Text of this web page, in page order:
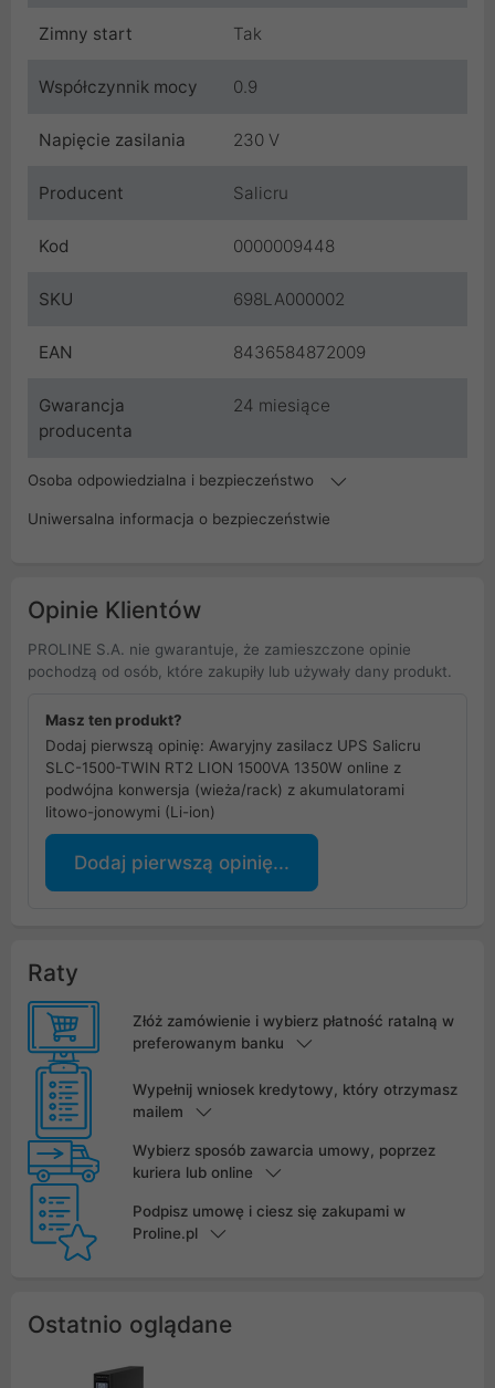
Zimny start Tak
Współczynnik mocy 0.9
Napięcie zasilania 230 V
Producent Salicru
Kod 0000009448
SKU 698LA000002
EAN 8436584872009
Gwarancja
producenta
24 miesiące
Osoba odpowiedzialna i bezpieczeństwo
Uniwersalna informacja o bezpieczeństwie
Opinie Klientów
PROLINE S.A. nie gwarantuje, że zamieszczone opinie
pochodzą od osób, które zakupiły lub używały dany produkt.
Masz ten produkt?
Dodaj pierwszą opinię: Awaryjny zasilacz UPS Salicru
SLC-1500-TWIN RT2 LION 1500VA 1350W online z
podwójna konwersja (wieża/rack) z akumulatorami
litowo-jonowymi (Li-ion)
Dodaj pierwszą opinię...
Raty
Złóż zamówienie i wybierz płatność ratalną w
preferowanym banku
Wypełnij wniosek kredytowy, który otrzymasz
mailem
Wybierz sposób zawarcia umowy, poprzez
kuriera lub online
Podpisz umowę i ciesz się zakupami w
Proline.pl
Ostatnio oglądane